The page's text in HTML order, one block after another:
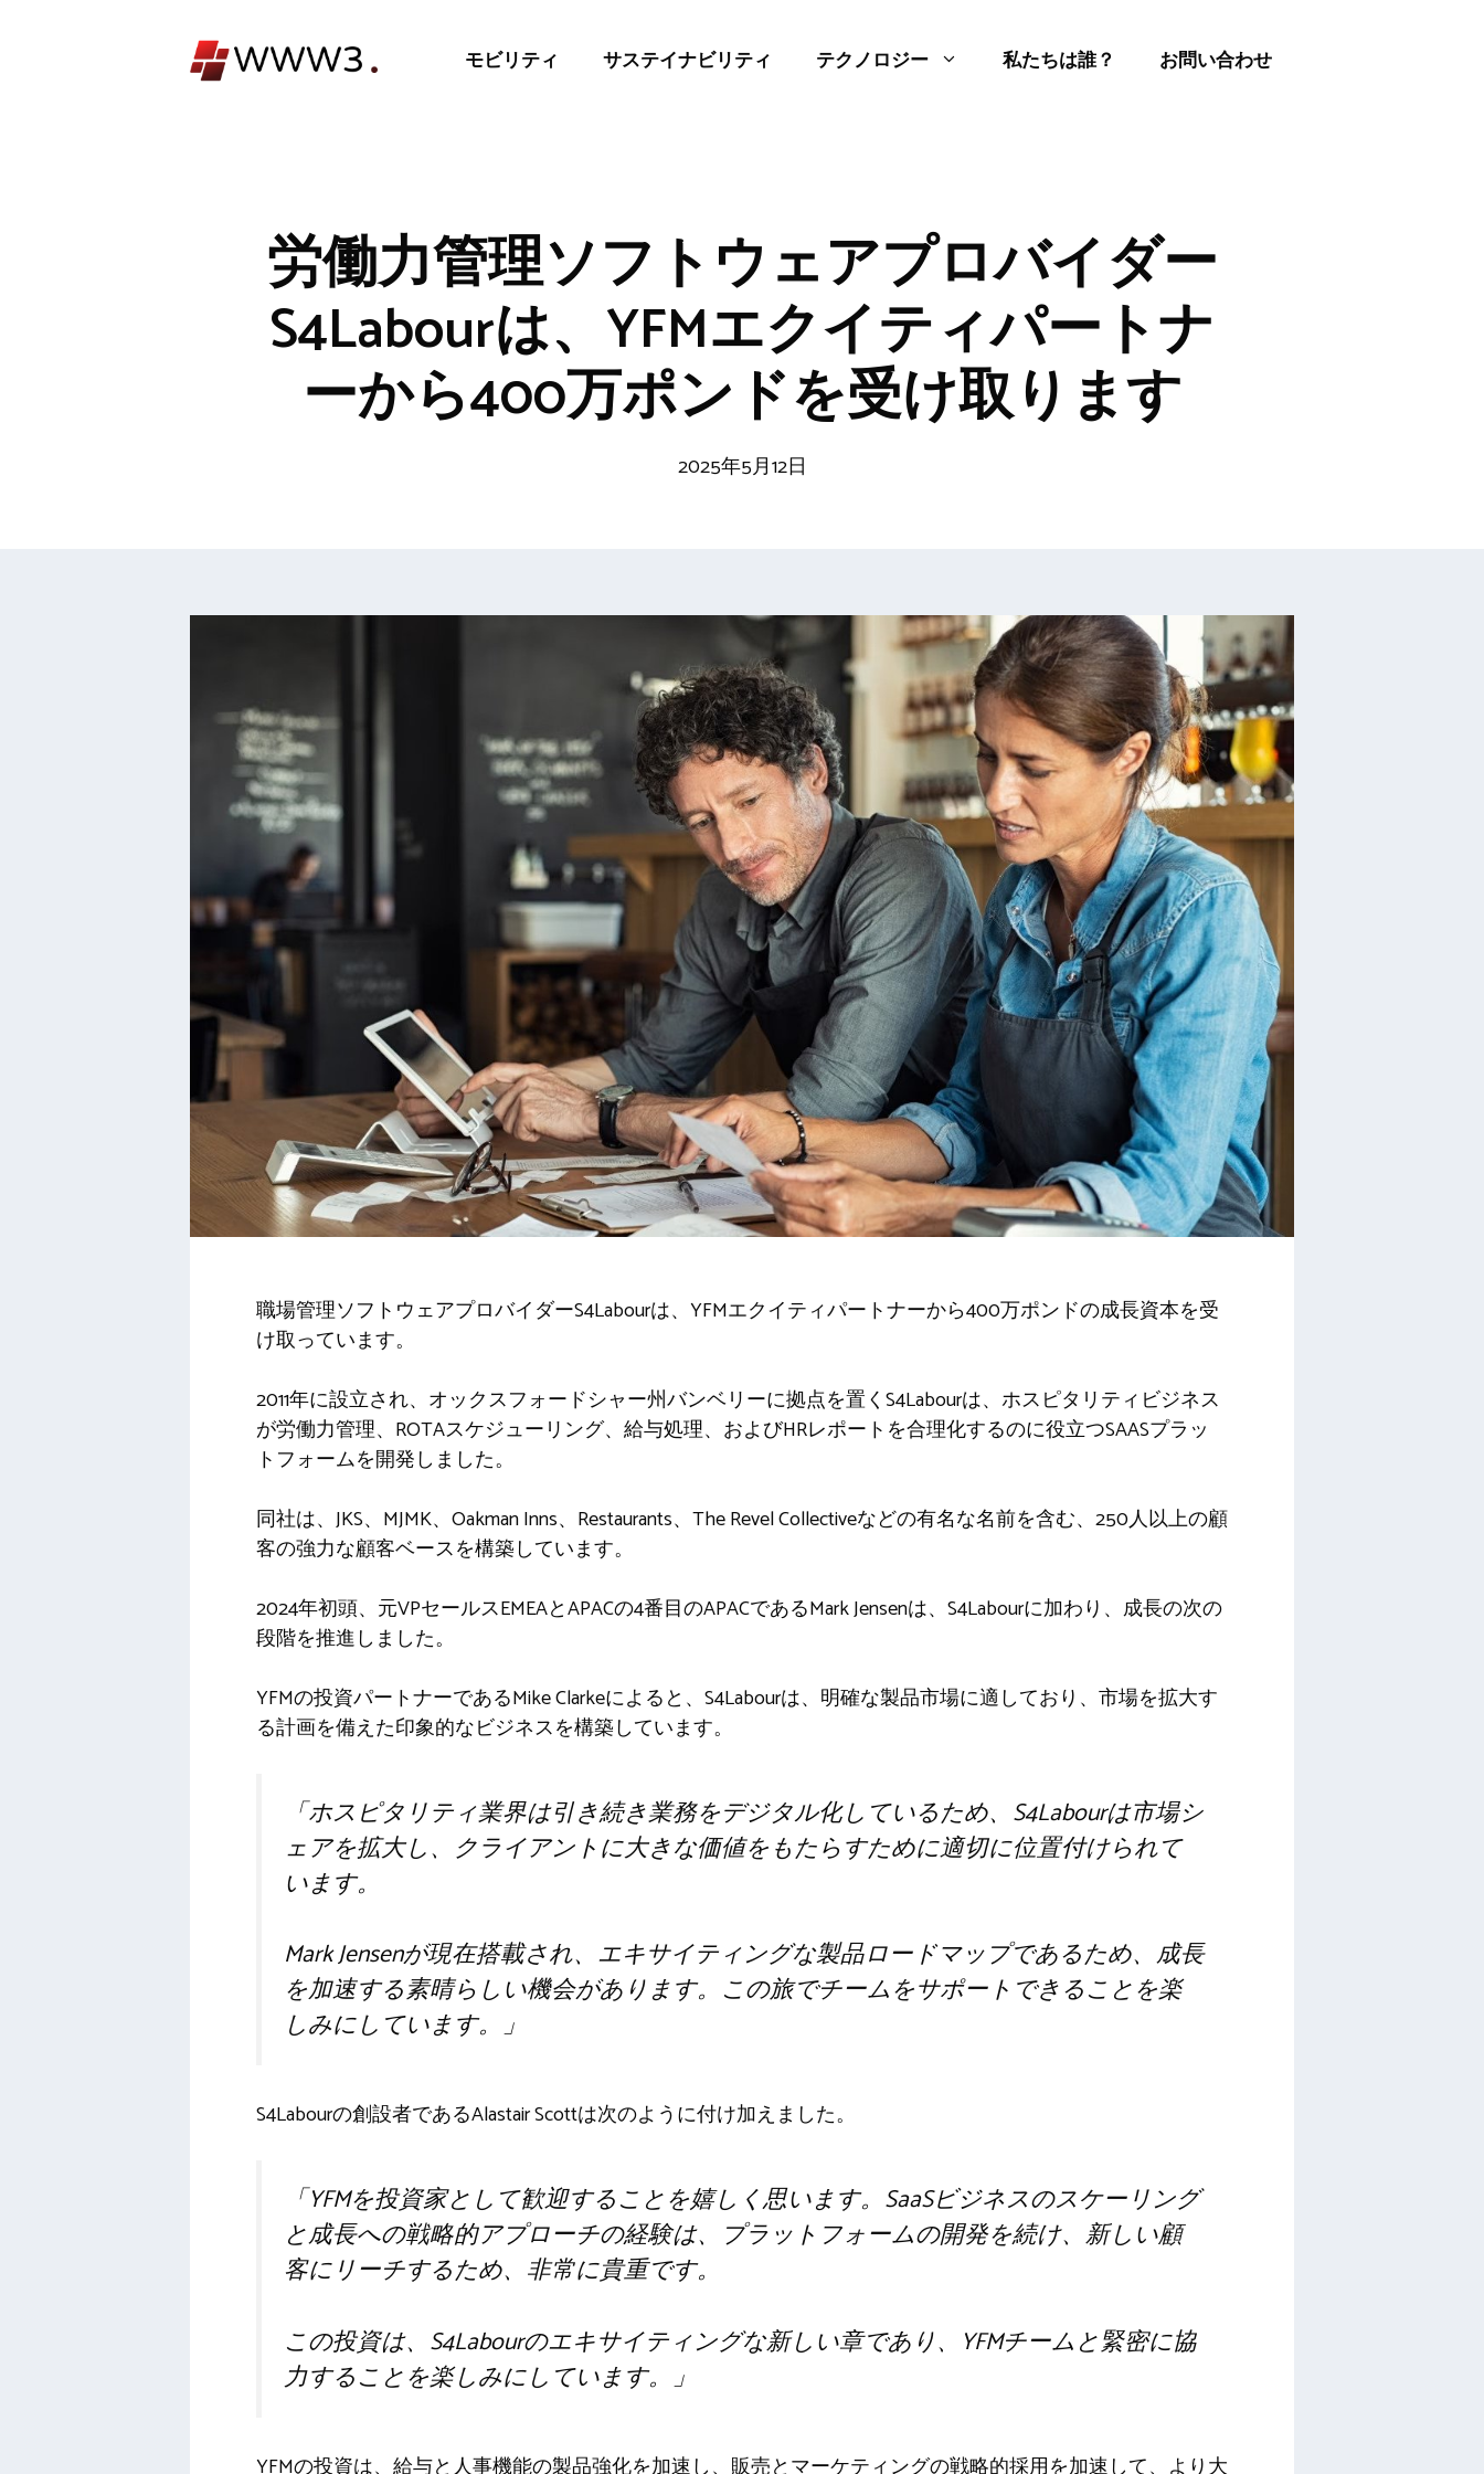
モビリティ サステイナビリティ テクノロジー 私たちは誰？ お問い合わせ
労働力管理ソフトウェアプロバイダー
S4Labourは、YFMエクイティパートナ
ーから400万ポンドを受け取ります
2025年5月12日
職場管理ソフトウェアプロバイダーS4Labourは、YFMエクイティパートナーから400万ポンドの成長資本を受
け取っています。
2011年に設立され、オックスフォードシャー州バンベリーに拠点を置くS4Labourは、ホスピタリティビジネス
が労働力管理、ROTAスケジューリング、給与処理、およびHRレポートを合理化するのに役立つSAASプラッ
トフォームを開発しました。
同社は、JKS、MJMK、Oakman Inns、Restaurants、The Revel Collectiveなどの有名な名前を含む、250人以上の顧
客の強力な顧客ベースを構築しています。
2024年初頭、元VPセールスEMEAとAPACの4番目のAPACであるMark Jensenは、S4Labourに加わり、成長の次の
段階を推進しました。
YFMの投資パートナーであるMike Clarkeによると、S4Labourは、明確な製品市場に適しており、市場を拡大す
る計画を備えた印象的なビジネスを構築しています。
「ホスピタリティ業界は引き続き業務をデジタル化しているため、S4Labourは市場シ
ェアを拡大​​し、クライアントに大きな価値をもたらすために適切に位置付けられて
います。
Mark Jensenが現在搭載され、エキサイティングな製品ロードマップであるため、成長
を加速する素晴らしい機会があります。この旅でチームをサポートできることを楽
しみにしています。」
S4Labourの創設者であるAlastair Scottは次のように付け加えました。
「YFMを投資家として歓迎することを嬉しく思います。SaaSビジネスのスケーリング
と成長への戦略的アプローチの経験は、プラットフォームの開発を続け、新しい顧
客にリーチするため、非常に貴重です。
この投資は、S4Labourのエキサイティングな新しい章であり、YFMチームと緊密に協
力することを楽しみにしています。」